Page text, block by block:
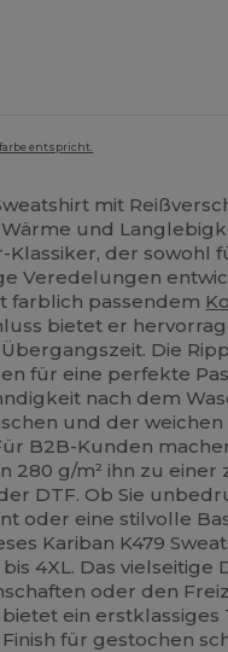
entspricht.
mit
und
Klassiker, der sowohl
Veredelungen
farblich passendem
bietet er
Die
für eine perfekte
nach dem
und der
B2B-Kunden
280 g/m² ihn zu
DTF. Ob Sie
oder eine stilvolle
Kariban K479
bis 4XL. Das
oder den
ein
für gestochen